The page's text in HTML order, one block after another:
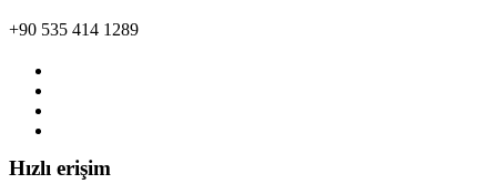
+90 535 414 1289
Hızlı erişim